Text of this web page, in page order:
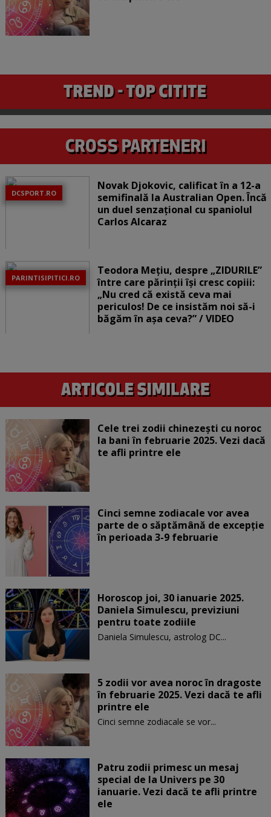
DCSPORT.RO
Novak Djokovic, calificat în a 12-a
semifinală la Australian Open. Încă
un duel senzațional cu spaniolul
Carlos Alcaraz
PARINTISIPITICI.RO
Teodora Mețiu, despre „ZIDURILE”
între care părinții își cresc copiii:
„Nu cred că există ceva mai
periculos! De ce insistăm noi să-i
băgăm în așa ceva?” / VIDEO
Cele trei zodii chinezești cu noroc
la bani în februarie 2025. Vezi dacă
te afli printre ele
Cinci semne zodiacale vor avea
parte de o săptămână de excepție
în perioada 3-9 februarie
Horoscop joi, 30 ianuarie 2025.
Daniela Simulescu, previziuni
pentru toate zodiile
Daniela Simulescu, astrolog DC...
5 zodii vor avea noroc în dragoste
în februarie 2025. Vezi dacă te afli
printre ele
Cinci semne zodiacale se vor...
Patru zodii primesc un mesaj
special de la Univers pe 30
ianuarie. Vezi dacă te afli printre
ele